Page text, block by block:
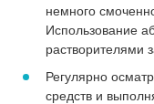
немного
Использование
растворителями
Регулярно
средств и